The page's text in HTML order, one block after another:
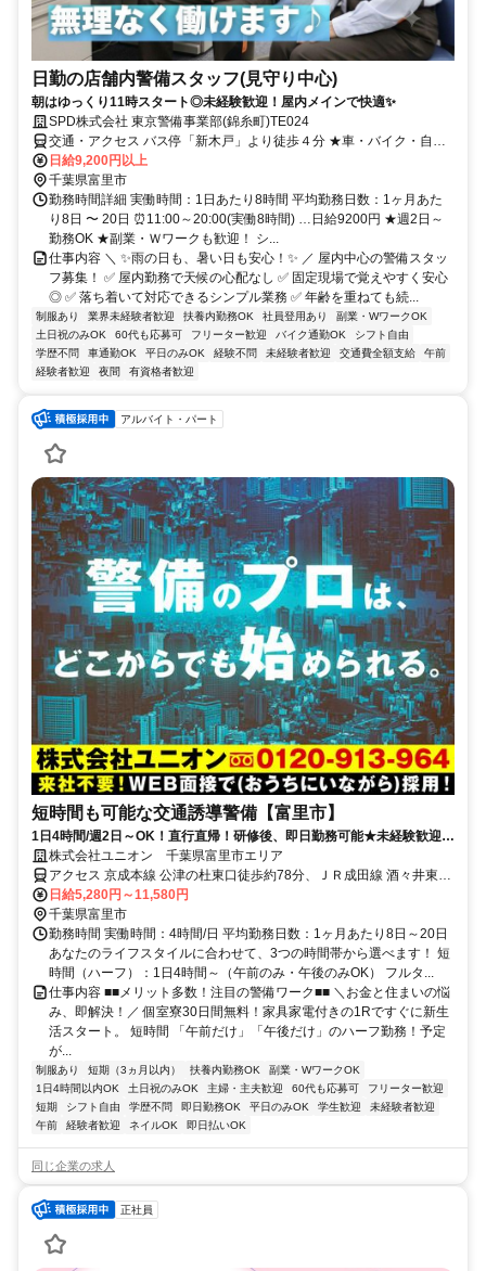
日勤の店舗内警備スタッフ(見守り中心)
朝はゆっくり11時スタート◎未経験歓迎！屋内メインで快適✨
SPD株式会社 東京警備事業部(錦糸町)TE024
交通・アクセス バス停「新木戸」より徒歩４分 ★車・バイク・自転
車通勤ＯＫ
日給9,200円以上
千葉県富里市
勤務時間詳細 実働時間：1日あたり8時間 平均勤務日数：1ヶ月あた
り8日 〜 20日 ⏰11:00～20:00(実働8時間) …日給9200円 ★週2日～
勤務OK ★副業・Ｗワークも歓迎！ シ...
仕事内容 ＼ ✨雨の日も、暑い日も安心！✨ ／ 屋内中心の警備スタッ
フ募集！ ✅ 屋内勤務で天候の心配なし ✅ 固定現場で覚えやすく安心
◎ ✅ 落ち着いて対応できるシンプル業務 ✅ 年齢を重ねても続...
制服あり 業界未経験者歓迎 扶養内勤務OK 社員登用あり
副業・WワークOK
土日祝のみOK
60代も応募可 フリーター歓迎 バイク通勤OK
シフト自由
学歴不問
車通勤OK 平日のみOK 経験不問 未経験者歓迎 交通費全額支給
午前
経験者歓迎
夜間 有資格者歓迎
アルバイト・パート
短時間も可能な交通誘導警備【富里市】
1日4時間/週2日～OK！直行直帰！研修後、即日勤務可能★未経験歓迎！
人々の安全を守り社会に貢献！
株式会社ユニオン 千葉県富里市エリア
アクセス 京成本線 公津の杜東口徒歩約78分、ＪＲ成田線 酒々井東口
徒歩約87分、京成本線 宗吾参道出入口1徒歩約92分 千葉県富里市エ
リア
日給5,280円～11,580円
千葉県富里市
勤務時間 実働時間：4時間/日 平均勤務日数：1ヶ月あたり8日～20日
あなたのライフスタイルに合わせて、3つの時間帯から選べます！ 短
時間（ハーフ）：1日4時間～（午前のみ・午後のみOK） フルタ...
仕事内容 ■■メリット多数！注目の警備ワーク■■ ＼お金と住まいの悩
み、即解決！／ 個室寮30日間無料！家具家電付きの1Rですぐに新生
活スタート。 短時間 「午前だけ」「午後だけ」のハーフ勤務！予定
が...
制服あり 短期（3ヵ月以内） 扶養内勤務OK
副業・WワークOK
1日4時間以内OK
土日祝のみOK 主婦・主夫歓迎 60代も応募可
フリーター歓迎
短期
シフト自由 学歴不問 即日勤務OK 平日のみOK 学生歓迎
未経験者歓迎
午前
経験者歓迎 ネイルOK 即日払いOK
同じ企業の求人
正社員